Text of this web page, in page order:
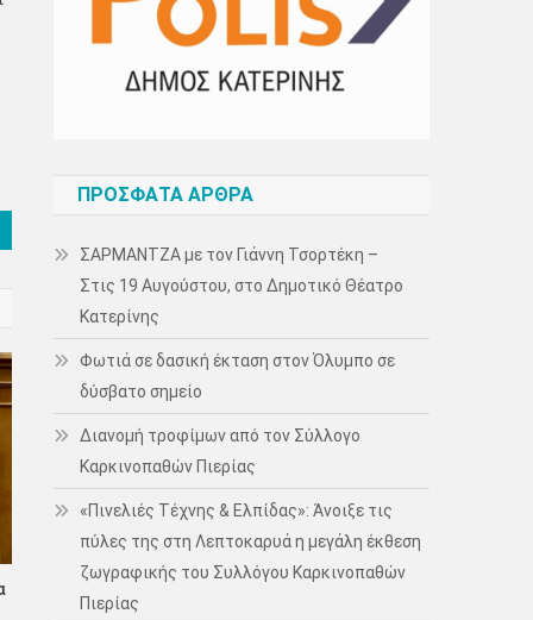
ΠΡΌΣΦΑΤΑ ΆΡΘΡΑ
ΣΑΡΜΑΝΤΖΑ με τον Γιάννη Τσορτέκη –
Στις 19 Αυγούστου, στο Δημοτικό Θέατρο
Κατερίνης
Φωτιά σε δασική έκταση στον Όλυμπο σε
δύσβατο σημείο
Διανομή τροφίμων από τον Σύλλογο
Καρκινοπαθών Πιερίας
«Πινελιές Τέχνης & Ελπίδας»: Άνοιξε τις
πύλες της στη Λεπτοκαρυά η μεγάλη έκθεση
ζωγραφικής του Συλλόγου Καρκινοπαθών
Πιερίας